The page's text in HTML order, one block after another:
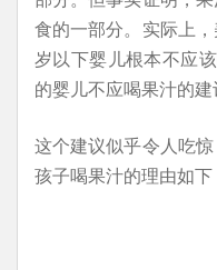
食的一部分。实际上
岁以下婴儿根本不应
的婴儿不应喝果汁的建
这个建议似乎令人吃
孩子喝果汁的理由如下